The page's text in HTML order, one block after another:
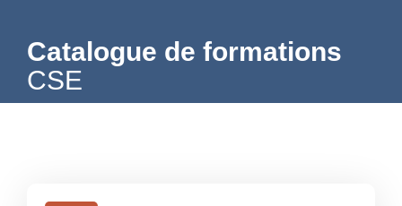
CSE
Catalogue de formations